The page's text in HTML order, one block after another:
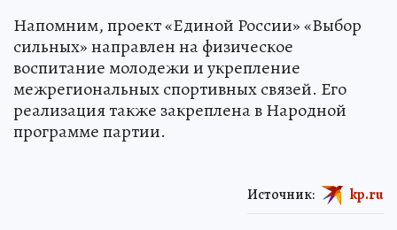
Напомним, проект «Единой России» «Выбор
сильных» направлен на физическое
воспитание молодежи и укрепление
межрегиональных спортивных связей. Его
реализация также закреплена в Народной
программе партии.
Источник: kp.ru